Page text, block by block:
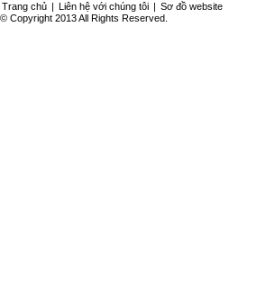
Trang chủ | Liên hệ với chúng tôi | Sơ đồ website
© Copyright 2013 All Rights Reserved.